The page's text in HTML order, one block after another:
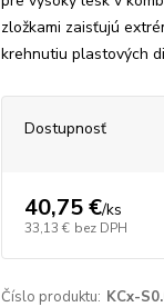
zložkami zaisťujú
krehnutiu plastových
Dostupnosť
40,75 €/ks
33,13 € bez DPH
Číslo produktu: KCx-